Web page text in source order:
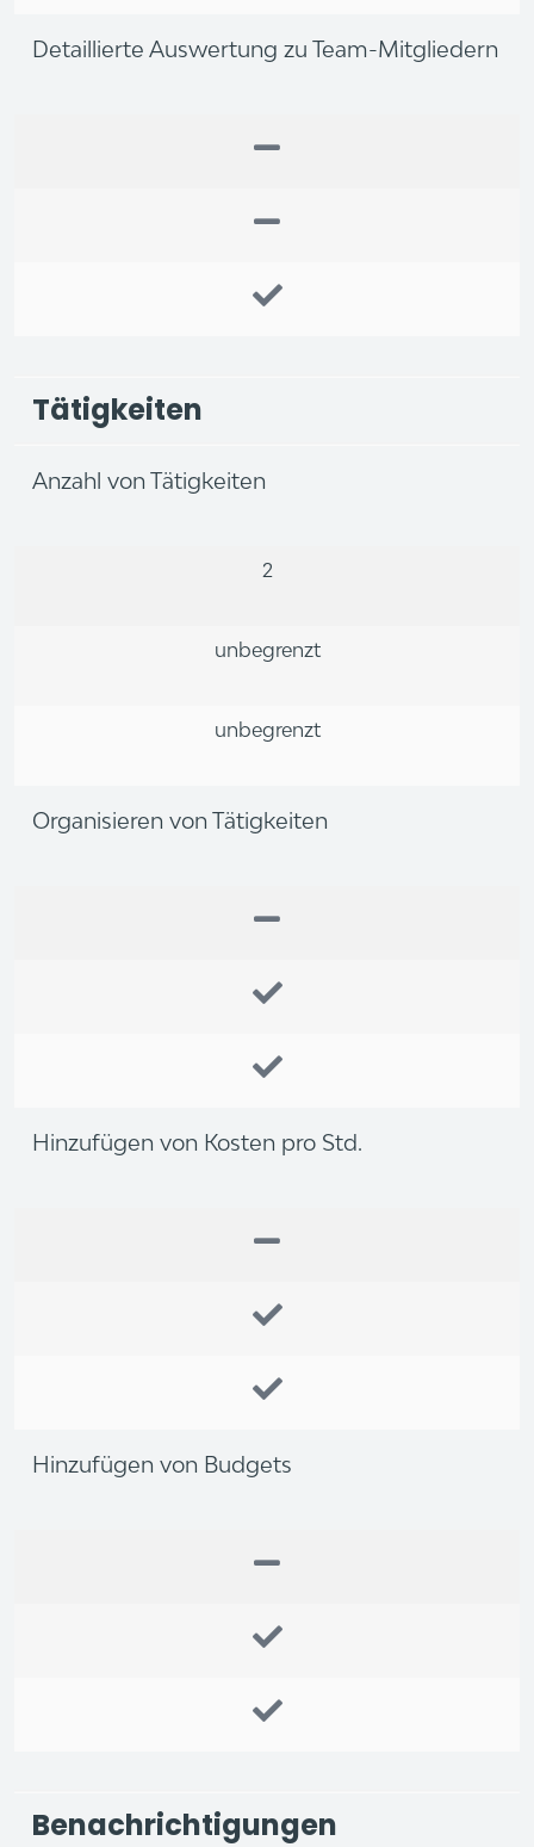
Detaillierte Auswertung zu Team-Mitgliedern
Tätigkeiten
Anzahl von Tätigkeiten
2
unbegrenzt
unbegrenzt
Organisieren von Tätigkeiten
Hinzufügen von Kosten pro Std.
Hinzufügen von Budgets
Benachrichtigungen